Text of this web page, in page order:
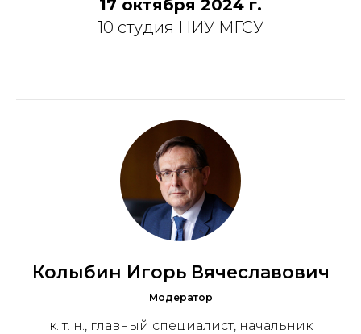
17 октября 2024 г.
10 студия НИУ МГСУ
Колыбин Игорь Вячеславович
Модератор
к. т. н., главный специалист, начальник